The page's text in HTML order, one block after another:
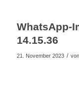
WhatsApp-
14.15.36
21. November 2023 / von